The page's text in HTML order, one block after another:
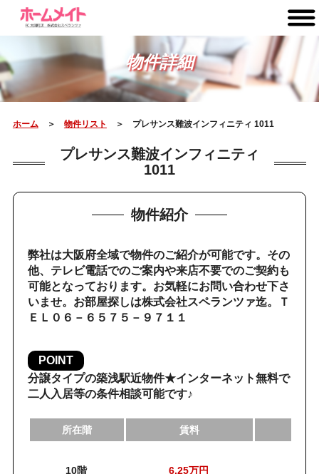
物件詳細
ホーム＞ 物件リスト ＞ プレサンス難波インフィニティ 1011
プレサンス難波インフィニティ
1011
物件紹介
弊社は大阪府全域で物件のご紹介が可能です。その
他、テレビ電話でのご案内や来店不要でのご契約も
可能となっております。お気軽にお問い合わせ下さ
いませ。お部屋探しは株式会社スペランツァ迄。Ｔ
ＥＬ０６－６５７５－９７１１
POINT
分譲タイプの築浅駅近物件★インターネット無料で
二人入居等の条件相談可能です♪
所在階 賃料
10階 6.25万円